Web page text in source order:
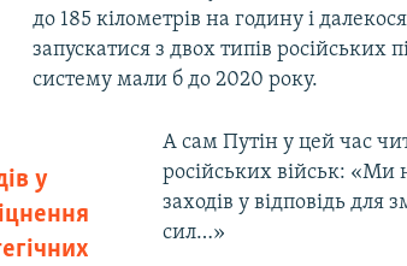
до 185 кілометрів на годину і
запускатися з двох типів
систему мали б до 2020 року.
у
А сам Путін у цей час
російських військ: «Ми
заходів у відповідь для
сил…»